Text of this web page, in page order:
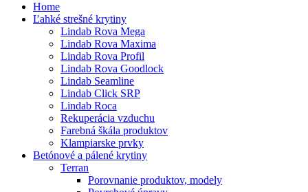
Home
Ľahké strešné krytiny
Lindab Rova Mega
Lindab Rova Maxima
Lindab Rova Profil
Lindab Rova Goodlock
Lindab Seamline
Lindab Click SRP
Lindab Roca
Rekuperácia vzduchu
Farebná škála produktov
Klampiarske prvky
Betónové a pálené krytiny
Terran
Porovnanie produktov, modely